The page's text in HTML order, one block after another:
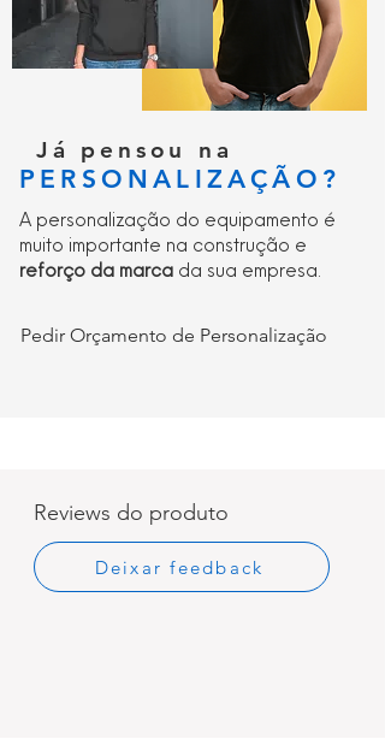
Já pensou na
PERSONALIZAÇÃO?
A personalização do equipamento é
muito importante na construção e
reforço da marca da sua empresa.
Pedir Orçamento de Personalização
Reviews do produto
Deixar feedback